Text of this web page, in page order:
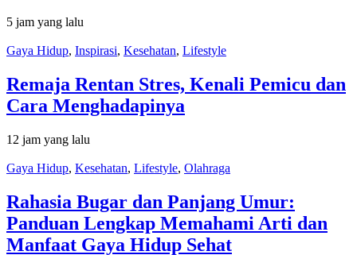
5 jam yang lalu
Gaya Hidup, Inspirasi, Kesehatan, Lifestyle
Remaja Rentan Stres, Kenali Pemicu dan
Cara Menghadapinya
12 jam yang lalu
Gaya Hidup, Kesehatan, Lifestyle, Olahraga
Rahasia Bugar dan Panjang Umur:
Panduan Lengkap Memahami Arti dan
Manfaat Gaya Hidup Sehat